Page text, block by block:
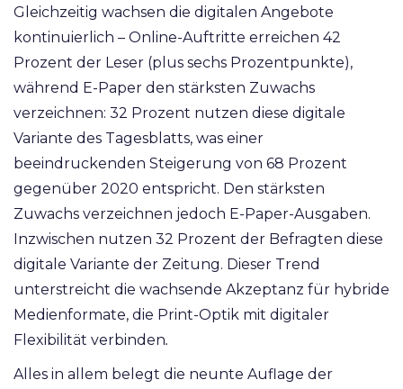
Gleichzeitig wachsen die digitalen Angebote
kontinuierlich – Online-Auftritte erreichen 42
Prozent der Leser (plus sechs Prozentpunkte),
während E-Paper den stärksten Zuwachs
verzeichnen: 32 Prozent nutzen diese digitale
Variante des Tagesblatts, was einer
beeindruckenden Steigerung von 68 Prozent
gegenüber 2020 entspricht. Den stärksten
Zuwachs verzeichnen jedoch E-Paper-Ausgaben.
Inzwischen nutzen 32 Prozent der Befragten diese
digitale Variante der Zeitung. Dieser Trend
unterstreicht die wachsende Akzeptanz für hybride
Medienformate, die Print-Optik mit digitaler
Flexibilität verbinden.
Alles in allem belegt die neunte Auflage der